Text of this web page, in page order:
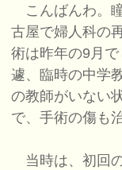
こんばんわ。
古屋で婦人科の
術は昨年の9月
遽、臨時の中学
の教師がいない
で、手術の傷も
当時は、初回